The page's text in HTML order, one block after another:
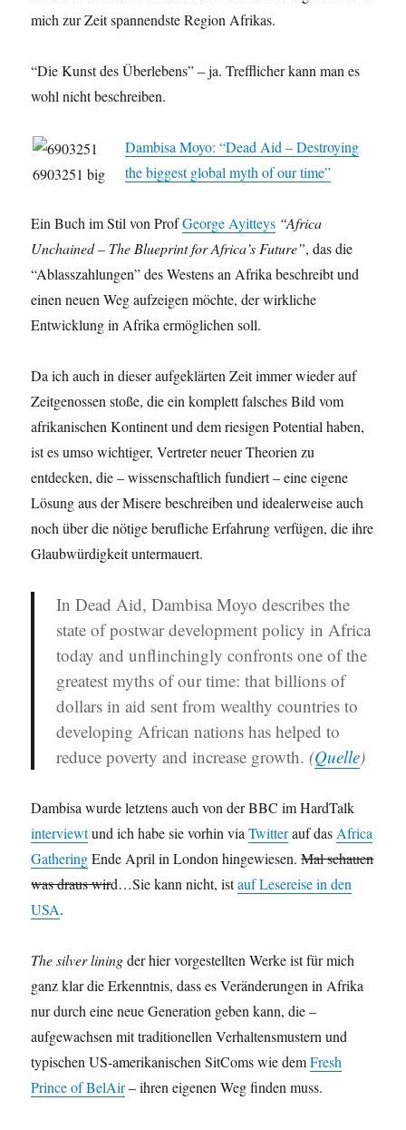
mich zur Zeit spannendste Region Afrikas.
“Die Kunst des Überlebens” – ja. Trefflicher kann man es
wohl nicht beschreiben.
Dambisa Moyo: “Dead Aid – Destroying
the biggest global myth of our time”
Ein Buch im Stil von ProfGeorge Ayitteys “Africa
Unchained – The Blueprint for Africa’s Future”, das die
“Ablasszahlungen” des Westens an Afrika beschreibt und
einen neuen Weg aufzeigen möchte, der wirkliche
Entwicklung in Afrika ermöglichen soll.
Da ich auch in dieser aufgeklärten Zeit immer wieder auf
Zeitgenossen stoße, die ein komplett falsches Bild vom
afrikanischen Kontinent und dem riesigen Potential haben,
ist es umso wichtiger, Vertreter neuer Theorien zu
entdecken, die – wissenschaftlich fundiert – eine eigene
Lösung aus der Misere beschreiben und idealerweise auch
noch über die nötige berufliche Erfahrung verfügen, die ihre
Glaubwürdigkeit untermauert.
In Dead Aid, Dambisa Moyo describes the
state of postwar development policy in Africa
today and unflinchingly confronts one of the
greatest myths of our time: that billions of
dollars in aid sent from wealthy countries to
developing African nations has helped to
reduce poverty and increase growth. (Quelle)
Dambisa wurde letztens auch von der BBC im HardTalk
interviewtund ich habe sie vorhin viaTwitterauf dasAfrica
GatheringEnde April in London hingewiesen.Mal schauen
was draus wird…Sie kann nicht, istauf Lesereise in den
USA.
The silver liningder hier vorgestellten Werke ist für mich
ganz klar die Erkenntnis, dass es Veränderungen in Afrika
nur durch eine neue Generation geben kann, die –
aufgewachsen mit traditionellen Verhaltensmustern und
typischen US-amerikanischen SitComs wie demFresh
Prince of BelAir– ihren eigenen Weg finden muss.